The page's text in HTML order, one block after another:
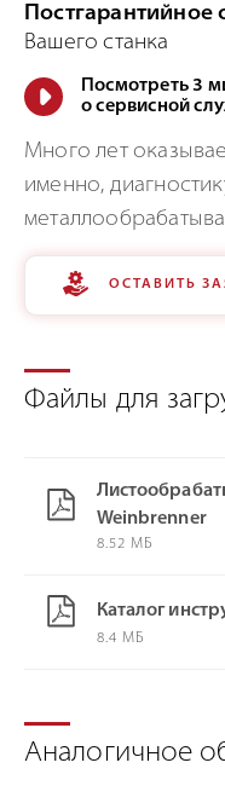
Постгарантийное
Вашего станка
Посмотреть 3
о сервисной
Много лет
именно,
ОСТАВИТЬ
Файлы для
Weinbrenner
8.52 МБ
Каталог
8.4 МБ
Аналогичное